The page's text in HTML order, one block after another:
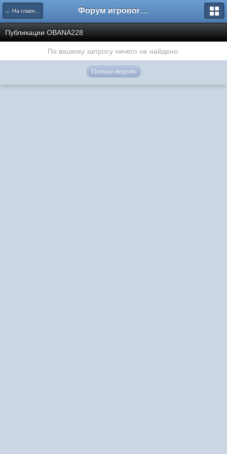
← На главную Форум игрового проекта Riverrise
Публикации OBANA228
По вашему запросу ничего не найдено.
Полная версия